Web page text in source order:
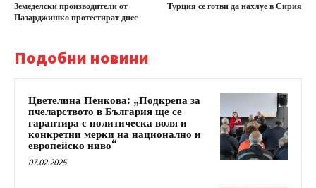
Земеделски производители от
Пазарджишко протестират днес
Турция се готви да нахлуе в Сирия
Подобни новини
Цветелина Пенкова: „Подкрепа за
пчеларството в България ще се
гарантира с политическа воля и
конкретни мерки на национално и
европейско ниво“
07.02.2025